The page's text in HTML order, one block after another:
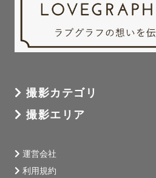
撮影カテゴリ
撮影エリア
運営会社
利用規約